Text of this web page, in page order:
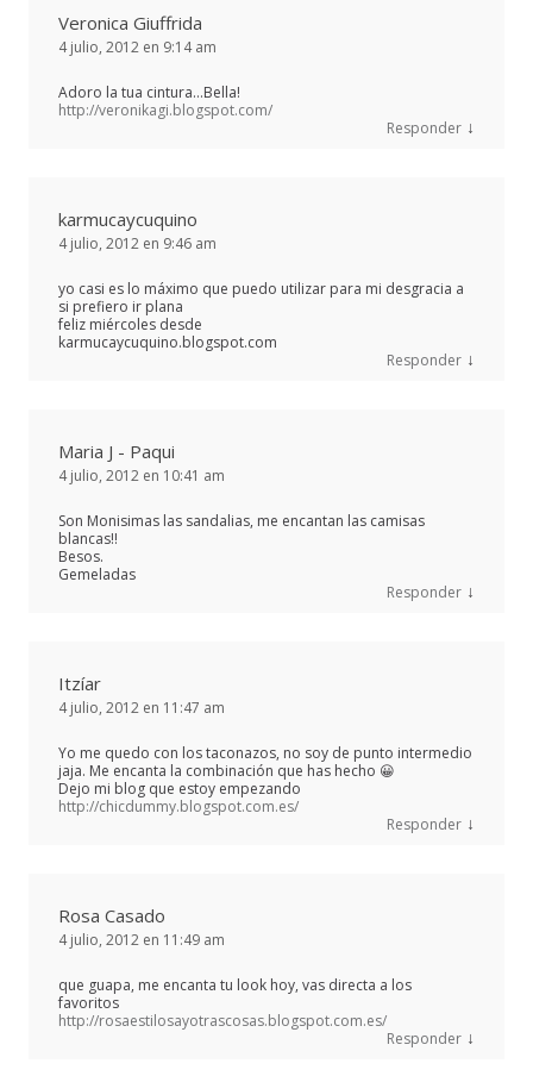
Veronica Giuffrida
4 julio, 2012 en 9:14 am
Adoro la tua cintura…Bella!
http://veronikagi.blogspot.com/
Responder ↓
karmucaycuquino
4 julio, 2012 en 9:46 am
yo casi es lo máximo que puedo utilizar para mi desgracia a
si prefiero ir plana
feliz miércoles desde
karmucaycuquino.blogspot.com
Responder ↓
Maria J - Paqui
4 julio, 2012 en 10:41 am
Son Monisimas las sandalias, me encantan las camisas
blancas!!
Besos.
Gemeladas
Responder ↓
Itzíar
4 julio, 2012 en 11:47 am
Yo me quedo con los taconazos, no soy de punto intermedio
jaja. Me encanta la combinación que has hecho 😀
Dejo mi blog que estoy empezando
http://chicdummy.blogspot.com.es/
Responder ↓
Rosa Casado
4 julio, 2012 en 11:49 am
que guapa, me encanta tu look hoy, vas directa a los
favoritos
http://rosaestilosayotrascosas.blogspot.com.es/
Responder ↓